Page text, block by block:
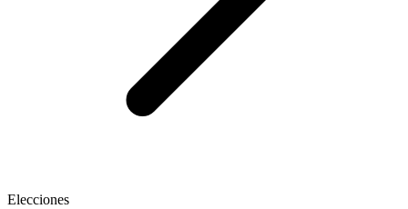
Elecciones